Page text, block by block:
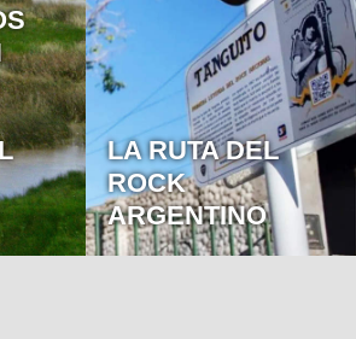
LOS CAMINOS
DE PERÓN